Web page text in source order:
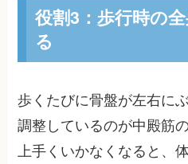
役割3：歩行時の
る
歩くたびに骨盤が左右に
調整しているのが中殿筋
上手くいかなくなると、